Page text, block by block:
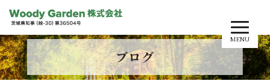
MENU
ブログ